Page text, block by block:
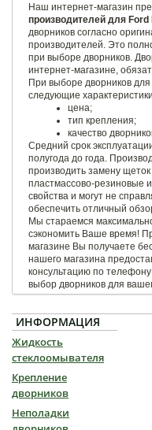
Наш интернет-магазин
производителей для
дворников согласно
производителей. Это
при выборе дворников.
интернет-магазине,
При выборе дворников
следующие
цена;
тип крепления;
качество
Средний срок
полугода до года.
производить замену щеток
пластмассово-резиновые
свойства и могут не
обеспечить отличный
Мы стараемся
сэкономить Ваше время!
магазине Вы получаете
нашего магазина
консультацию по
выбор дворников для
ИНФОРМАЦИЯ
Жидкость
стеклоомывателя
Крепление
дворников
Неполадки